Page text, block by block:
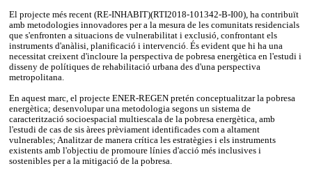
El projecte més recent (RE-INHABIT)(RTI2018-101342-B-I00), ha contribuït
amb metodologies innovadores per a la mesura de les comunitats residencials
que s'enfronten a situacions de vulnerabilitat i exclusió, confrontant els
instruments d'anàlisi, planificació i intervenció. És evident que hi ha una
necessitat creixent d'incloure la perspectiva de pobresa energètica en l'estudi i
disseny de polítiques de rehabilitació urbana des d'una perspectiva
metropolitana.
En aquest marc, el projecte ENER-REGEN pretén conceptualitzar la pobresa
energètica; desenvolupar una metodologia segons un sistema de
caracterització socioespacial multiescala de la pobresa energètica, amb
l'estudi de cas de sis àrees prèviament identificades com a altament
vulnerables; Analitzar de manera crítica les estratègies i els instruments
existents amb l'objectiu de promoure línies d'acció més inclusives i
sostenibles per a la mitigació de la pobresa.